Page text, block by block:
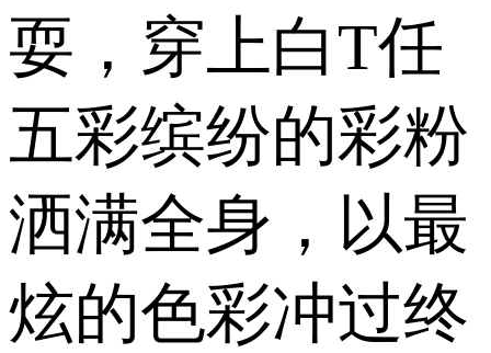
耍，穿上白T任
五彩缤纷的彩粉
洒满全身，以最
炫的色彩冲过终